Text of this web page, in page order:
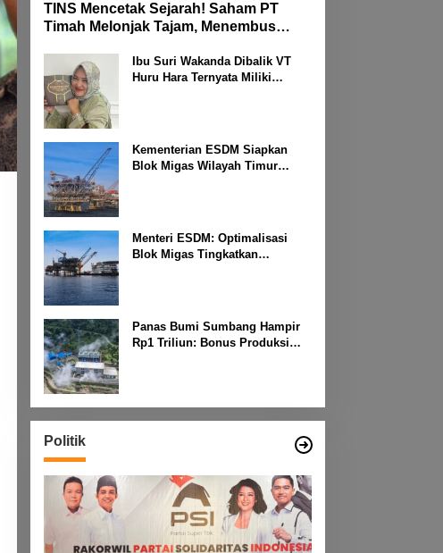
TINS Mencetak Sejarah! Saham PT
Timah Melonjak Tajam, Menembus
Ibu Suri Wakanda Dibalik VT
Huru Hara Ternyata Miliki
Kementerian ESDM Siapkan
Blok Migas Wilayah Timur
Menteri ESDM: Optimalisasi
Blok Migas Tingkatkan
Panas Bumi Sumbang Hampir
Rp1 Triliun: Bonus Produksi
Politik